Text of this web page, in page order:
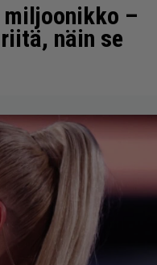
–
näin se